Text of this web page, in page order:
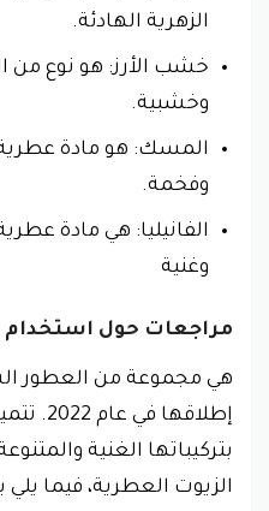
الزهرية الهادئة.
خشب الأرز: هو نوع من
وخشبية.
المسك: هو مادة عطرية
وفخمة.
الفانيليا: هي مادة
وغنية
مراجعات حول استخدام
هي مجموعة من العطور
إطلاقها
بتركيباتها الغنية
الزيوت العطرية، فيما